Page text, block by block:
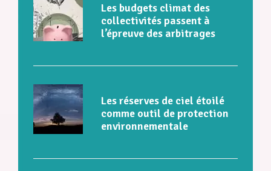
Les budgets climat des
collectivités passent à
l’épreuve des arbitrages
Les réserves de ciel étoilé
comme outil de protection
environnementale